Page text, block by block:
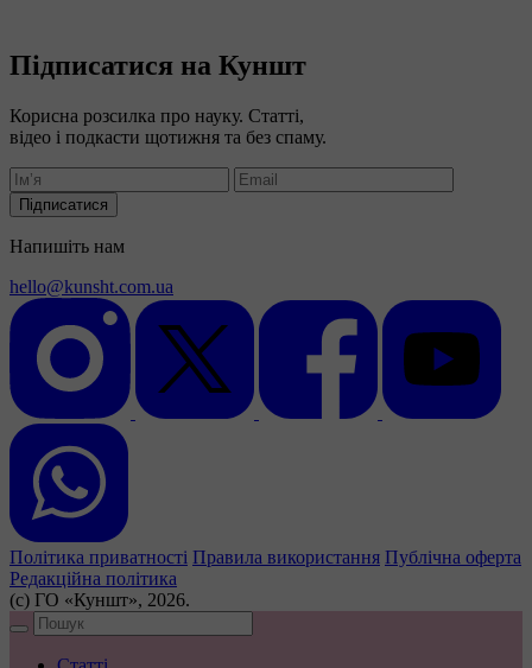
Підписатися на Куншт
Корисна розсилка про науку. Статті,
відео і подкасти щотижня та без спаму.
Підписатися
Напишіть нам
hello@kunsht.com.ua
Політика приватності Правила використання Публічна оферта
Редакційна політика
(с) ГО «Куншт», 2026.